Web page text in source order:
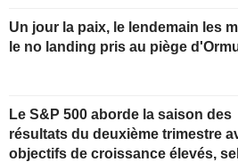
Un jour la paix, le lendemain les
le no landing pris au piège
Le S&P 500 aborde la saison des
résultats du deuxième trimestre
objectifs de croissance élevés,